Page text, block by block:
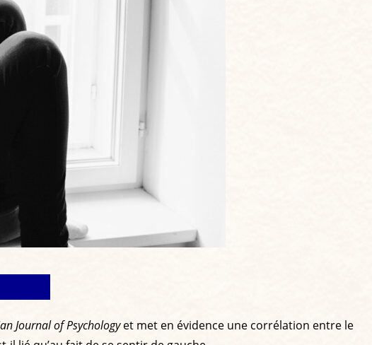
Journal of Psychologyet met en évidence une corrélation entre le